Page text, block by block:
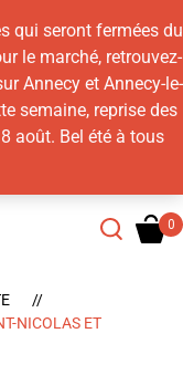
qui seront fermées du
le marché, retrouvez-
Annecy et Annecy-le-
semaine, reprise des
août. Bel été à tous
NICOLAS ET